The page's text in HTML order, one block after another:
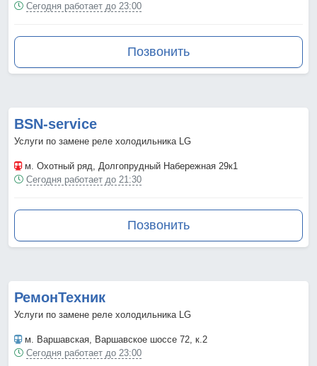
Сегодня работает до 23:00
Позвонить
BSN-service
Услуги по замене реле холодильника LG
м. Охотный ряд, Долгопрудный Набережная 29к1
Сегодня работает до 21:30
Позвонить
РемонТехник
Услуги по замене реле холодильника LG
м. Варшавская, Варшавское шоссе 72, к.2
Сегодня работает до 23:00